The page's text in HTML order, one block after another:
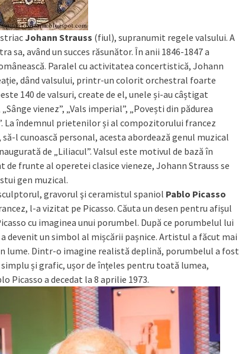
Johann Strauss (fiul), supranumit regele valsului. A
sa, având un succes răsunător. În anii 1846-1847 a
Paralel cu activitatea concertistică, Johann
dând valsului, printr-un colorit orchestral foarte
140 de valsuri, create de el, unele și-au câștigat
vienez”, „Vals imperial”, „Povești din pădurea
La îndemnul prietenilor și al compozitorului francez
să-l cunoască personal, acesta abordează genul muzical
de „Liliacul”. Valsul este motivul de bază în
frunte al operetei clasice vieneze, Johann Strauss se
gen muzical.
gravorul şi ceramistul spaniol Pablo Picasso
l-a vizitat pe Picasso. Căuta un desen pentru afișul
cu imaginea unui porumbel. După ce porumbelul lui
devenit un simbol al mișcării pașnice. Artistul a făcut mai
lume. Dintr-o imagine realistă deplină, porumbelul a fost
și grafic, ușor de înțeles pentru toată lumea,
Picasso a decedat la 8 aprilie 1973.